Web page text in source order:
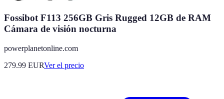
Fossibot F113 256GB Gris Rugged 12GB de RAM
Cámara de visión nocturna
powerplanetonline.com
279.99 EURVer el precio